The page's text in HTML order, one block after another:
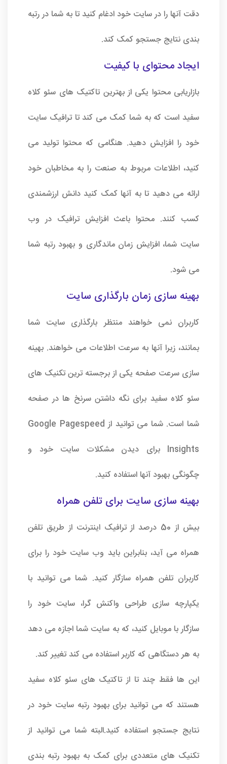
دقت آنها را در سایت خود ادغام کنید تا به شما در رتبه
بندی نتایج جستجو کمک کند.
ایجاد محتوای با کیفیت
بازاریابی محتوا یکی از بهترین تاکتیک های سئو کلاه
سفید است که به شما کمک می کند تا ترافیک سایت
خود را افزایش دهید. هنگامی که محتوا تولید می
کنید، اطلاعات مربوط به صنعت را به مخاطبان خود
ارائه می دهید تا به آنها کمک کنید دانش ارزشمندی
کسب کنند. محتوا باعث افزایش ترافیک در وب
سایت شما، افزایش زمان ماندگاری و بهبود رتبه شما
می شود.
بهینه سازی زمان بارگذاری سایت
کاربران نمی خواهند منتظر بارگذاری سایت شما
بمانند، زیرا آنها به سرعت اطلاعات می خواهند. بهینه
سازی سرعت صفحه یکی از برجسته ترین تکنیک های
سئو کلاه سفید برای نگه داشتن سرنخ ها در صفحه
شما است. شما می توانید از Google Pagespeed
Insights برای دیدن مشکلات سایت خود و
چگونگی بهبود آنها استفاده کنید.
بهینه سازی سایت برای تلفن همراه
بیش از 50 درصد از ترافیک اینترنت از طریق تلفن
همراه می آید، بنابراین باید وب سایت خود را برای
کاربران تلفن همراه سازگار کنید. شما می توانید با
یکپارچه سازی طراحی واکنش گرا، سایت خود را
سازگار با موبایل کنید، که به سایت شما اجازه می دهد
به هر دستگاهی که کاربر استفاده می کند تغییر کند.
این ها فقط چند تا از تاکتیک های سئو کلاه سفید
هستند که می توانید برای بهبود رتبه سایت خود در
نتایج جستجو استفاده کنید.البته شما می توانید از
تکنیک های متعددی برای کمک به بهبود رتبه بندی